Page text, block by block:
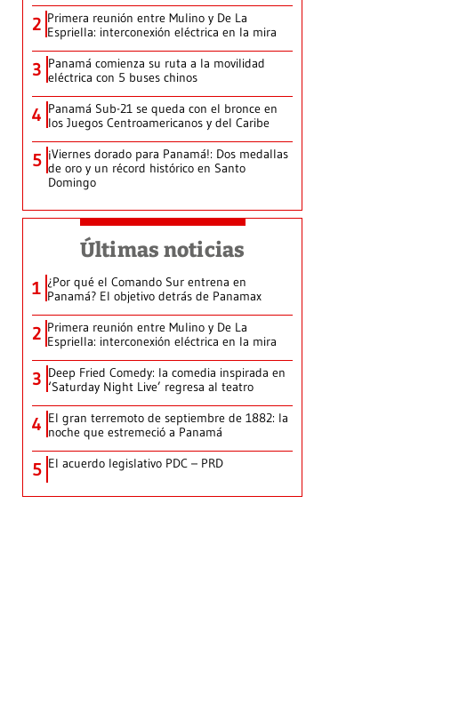
2 Primera reunión entre Mulino y De La
Espriella: interconexión eléctrica en la mira
3 Panamá comienza su ruta a la movilidad
eléctrica con 5 buses chinos
4 Panamá Sub-21 se queda con el bronce en
los Juegos Centroamericanos y del Caribe
5 ¡Viernes dorado para Panamá!: Dos medallas
de oro y un récord histórico en Santo
Domingo
Últimas noticias
1 ¿Por qué el Comando Sur entrena en
Panamá? El objetivo detrás de Panamax
2 Primera reunión entre Mulino y De La
Espriella: interconexión eléctrica en la mira
3 Deep Fried Comedy: la comedia inspirada en
‘Saturday Night Live’ regresa al teatro
4 El gran terremoto de septiembre de 1882: la
noche que estremeció a Panamá
5 El acuerdo legislativo PDC – PRD